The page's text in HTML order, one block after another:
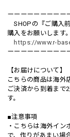
ーーーーーーーーー
SHOPの『ご購入
購入をお願いします。
https://www.r-
ーーーーーーーーー
【お届けについて】
こちらの商品は海外
ご決済から到着まで
す。
■注意事項
・こちらは海外イン
で、作りがあまい場